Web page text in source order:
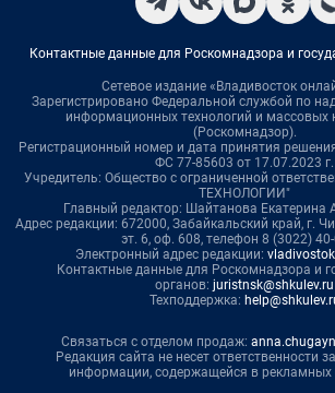
Контактные данные для Роскомнадзора и
Сетевое издание «Владивосток
Зарегистрировано Федеральной службой по
информационных технологий и массовых
(Роскомнадзор).
Регистрационный номер и дата принятия
ФС 77-85603 от 17.07.2023 г.
Учредитель: Общество с ограниченной
ТЕХНОЛОГИИ"
Главный редактор: Шайтанова Екатерина
Адрес редакции: 672000, Забайкальский край, г.
эт. 6, оф. 608, телефон 8 (3022)
Электронный адрес редакции:
Контактные данные для Роскомнадзора и
органов: juristnsk@shkulev.ru
Техподдержка:
Связаться с отделом продаж:
Редакция сайта не несет ответственности
информации, содержащейся в рекламных